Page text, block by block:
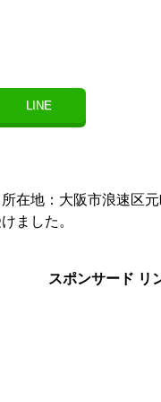
LINE
在地：大阪市浪速区
ました。
スポンサード リ